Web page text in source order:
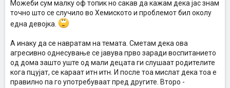
Можеби сум малку оф топик но сакав да кажам дека јас знам
точно што се случило во Хемиското и проблемот бил околу
една девојка.
А инаку да се навратам на темата. Сметам дека ова
агресивно однесување се јавува прво заради воспитанието
од дома зашто уште од мали децата ги слушаат родителите
кога пцујат, се караат итн итн. И после тоа мислат дека тоа е
правилно па го употребуваат пред другите. Второ -